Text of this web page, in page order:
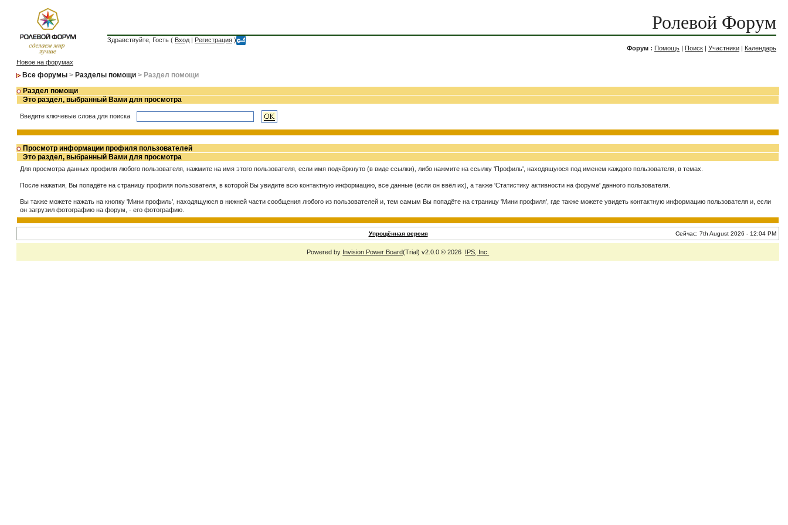
Ролевой Форум
Здравствуйте, Гость ( Вход | Регистрация )
Форум : Помощь | Поиск | Участники | Календарь
Новое на форумах
Все форумы > Разделы помощи > Раздел помощи
Раздел помощи
Это раздел, выбранный Вами для просмотра
Введите ключевые слова для поиска
Просмотр информации профиля пользователей
Это раздел, выбранный Вами для просмотра
Для просмотра данных профиля любого пользователя, нажмите на имя этого пользователя, если имя подчёркнуто (в виде ссылки), либо нажмите на ссылку 'Профиль', находящуюся под именем каждого пользователя, в темах.
После нажатия, Вы попадёте на страницу профиля пользователя, в которой Вы увидите всю контактную информацию, все данные (если он ввёл их), а также 'Статистику активности на форуме' данного пользователя.
Вы также можете нажать на кнопку 'Мини профиль', находящуюся в нижней части сообщения любого из пользователей и, тем самым Вы попадёте на страницу 'Мини профиля', где также можете увидеть контактную информацию пользователя и, если
он загрузил фотографию на форум, - его фотографию.
Упрощённая версия Сейчас: 7th August 2026 - 12:04 PM
Powered by Invision Power Board(Trial) v2.0.0 © 2026 IPS, Inc.